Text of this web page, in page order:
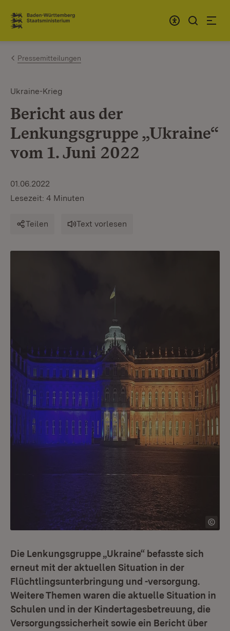
Zum Inhalt springen
Link zur Startseite
Pressemitteilungen
Ukraine-Krieg
Bericht aus der
Lenkungsgruppe „Ukraine“
vom 1. Juni 2022
01.06.2022
Lesezeit: 4 Minuten
Teilen Text vorlesen
Die Lenkungsgruppe „Ukraine“ befasste sich
erneut mit der aktuellen Situation in der
Flüchtlingsunterbringung und -versorgung.
Weitere Themen waren die aktuelle Situation in
Schulen und in der Kindertagesbetreuung, die
Versorgungssicherheit sowie ein Bericht über